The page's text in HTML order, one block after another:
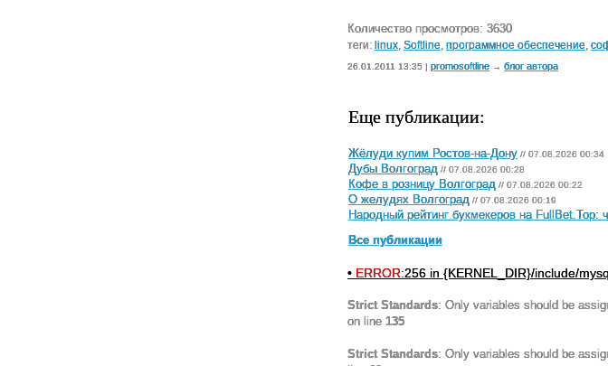
Количество просмотров: 3630
теги: linux Softline программное обеспечение
26.01.2011 13:35 | promosoftline → блог автора
Еще публикации:
Жёлуди купим Ростов-на-Дону // 07.08.2026 00:34
Дубы Волгоград // 07.08.2026 00:28
Кофе в розницу Волгоград // 07.08.2026 00:22
О желудях Волгоград // 07.08.2026 00:19
Народный рейтинг букмекеров на FullBet.Top:
Все публикации
• ERROR:256 in {KERNEL_DIR}/include/
Strict Standards: Only variables should be
on line 135
Strict Standards: Only variables should be